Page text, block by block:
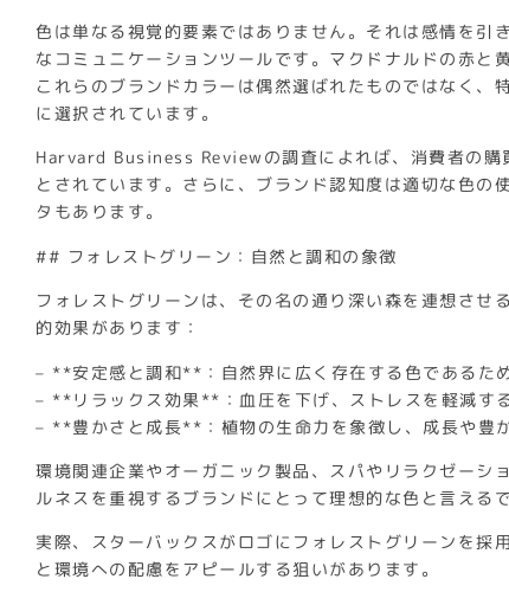
色は単なる視覚的要素ではありません。それは感情を引
なコミュニケーションツールです。マクドナルドの赤
これらのブランドカラーは偶然選ばれたものではなく、
に選択されています。
Harvard Business Reviewの調査によれば、消費者の購
とされています。さらに、ブランド認知度は適切な色の
タもあります。
## フォレストグリーン：自然と調和の象徴
フォレストグリーンは、その名の通り深い森を連想させ
的効果があります：
– **安定感と調和**：自然界に広く存在する色であるた
– **リラックス効果**：血圧を下げ、ストレスを軽減す
– **豊かさと成長**：植物の生命力を象徴し、成長や豊
環境関連企業やオーガニック製品、スパやリラクゼーシ
ルネスを重視するブランドにとって理想的な色と言えるで
実際、スターバックスがロゴにフォレストグリーンを採
と環境への配慮をアピールする狙いがあります。